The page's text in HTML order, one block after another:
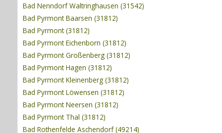
Bad Nenndorf Waltringhausen (31542)
Bad Pyrmont Baarsen (31812)
Bad Pyrmont (31812)
Bad Pyrmont Eichenborn (31812)
Bad Pyrmont Großenberg (31812)
Bad Pyrmont Hagen (31812)
Bad Pyrmont Kleinenberg (31812)
Bad Pyrmont Löwensen (31812)
Bad Pyrmont Neersen (31812)
Bad Pyrmont Thal (31812)
Bad Rothenfelde Aschendorf (49214)